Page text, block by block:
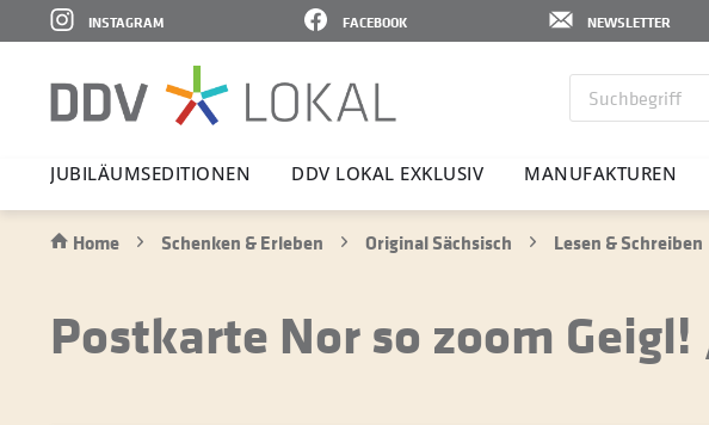
NEWSLETTER
FACEBOOK
INSTAGRAM
JUBI­LÄ­UMS­E­DI­TIONEN DDV LOKAL EXKLUSIV MANU­FAK­TUREN
Home Schenken & Erleben Original Sächsisch Lesen & Schreiben
Postkarte Nor so zoom